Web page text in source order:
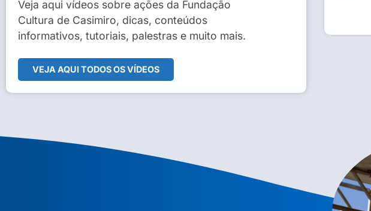
Veja aqui vídeos sobre ações da Fundação
Cultura de Casimiro, dicas, conteúdos
informativos, tutoriais, palestras e muito mais.
VEJA AQUI TODOS OS VÍDEOS
Sidney Macedo de Oliveira
Veja Vídeo Completo